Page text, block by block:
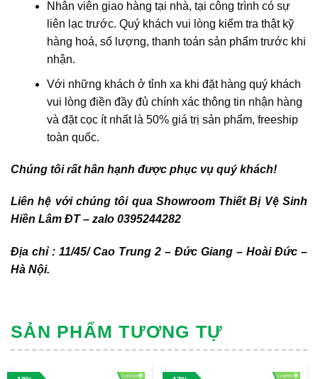
Nhân viên giao hàng tại nhà, tại công trình có sự
liên lạc trước. Quý khách vui lòng kiểm tra thật kỹ
hàng hoá, số lượng, thanh toán sản phẩm trước khi
nhận.
Với những khách ở tỉnh xa khi đặt hàng quý khách
vui lòng điền đầy đủ chính xác thông tin nhận hàng
và đặt cọc ít nhất là 50% giá trị sản phẩm, freeship
toàn quốc.
Chúng tôi rất hân hạnh được phục vụ quý khách!
Liên hệ với chúng tôi qua Showroom Thiết Bị Vệ Sinh
Hiền Lâm ĐT – zalo 0395244282
Địa chỉ : 11/45/ Cao Trung 2 – Đức Giang – Hoài Đức –
Hà Nội.
SẢN PHẨM TƯƠNG TỰ